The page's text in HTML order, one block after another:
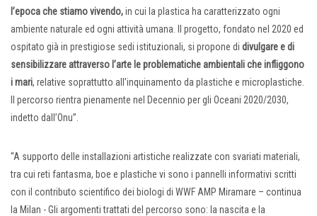
l’epoca che stiamo vivendo,in cui la plastica ha caratterizzato ogni
ambiente naturale ed ogni attività umana. Il progetto, fondato nel 2020 ed
ospitato già in prestigiose sedi istituzionali, si propone di divulgare e di
sensibilizzare attraverso l’arte le problematiche ambientali che infliggono
i mari, relative soprattutto all’inquinamento da plastiche e microplastiche.
Il percorso rientra pienamente nel Decennio per gli Oceani 2020/2030,
indetto dall’Onu”.
“A supporto delle installazioni artistiche realizzate con svariati materiali,
tra cui reti fantasma, boe e plastiche vi sono i pannelli informativi scritti
con il contributo scientifico dei biologi di WWF AMP Miramare – continua
la Milan - Gli argomenti trattati del percorso sono: la nascita e la